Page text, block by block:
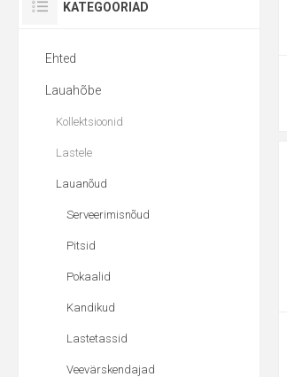
KATEGOORIAD
Ehted
Lauahõbe
Kollektsioonid
Lastele
Lauanõud
Serveerimisnõud
Pitsid
Pokaalid
Kandikud
Lastetassid
Veevärskendajad